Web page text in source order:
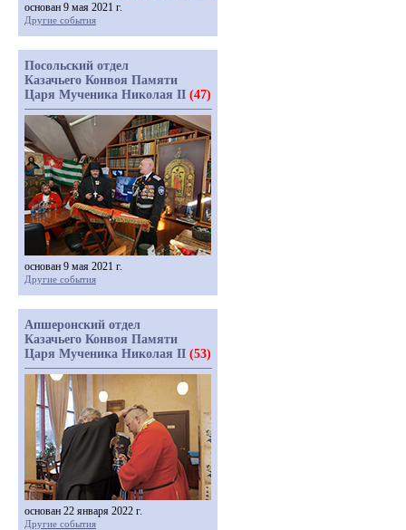
основан 9 мая 2021 г.
Другие события
Посольский отдел
Казачьего Конвоя Памяти
Царя Мученика Николая II (47)
основан 9 мая 2021 г.
Другие события
Апшеронский отдел
Казачьего Конвоя Памяти
Царя Мученика Николая II (53)
основан 22 января 2022 г.
Другие события